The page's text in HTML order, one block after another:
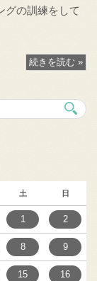
グの訓練をして
続きを読む »
土 日
1 2
8 9
15 16